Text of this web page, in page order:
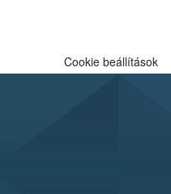
Cookie beállítások